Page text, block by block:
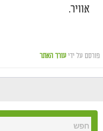
אוויר.
פורסם על ידי עורך האתר